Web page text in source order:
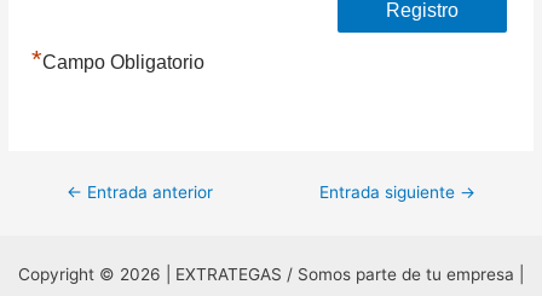
*Campo Obligatorio
Navegación
entradas
← Entrada anterior Entrada siguiente →
Copyright © 2026 | EXTRATEGAS / Somos parte de tu empresa |